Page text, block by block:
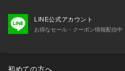
LINE公式アカウント
お得なセール・クーポン情報配信中
初めての方へ